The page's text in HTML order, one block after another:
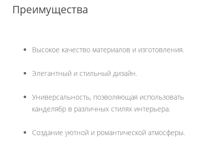
Преимущества
Высокое качество материалов и изготовления.
Элегантный и стильный дизайн.
Универсальность, позволяющая использовать
канделябр в различных стилях интерьера.
Создание уютной и романтической атмосферы.